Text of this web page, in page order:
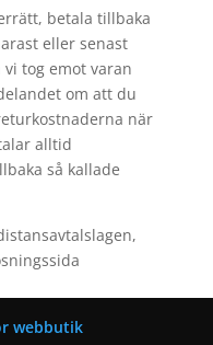
betala tillbaka
eller senast
tog emot varan
om att du
när
alltid
så kallade
webbutik